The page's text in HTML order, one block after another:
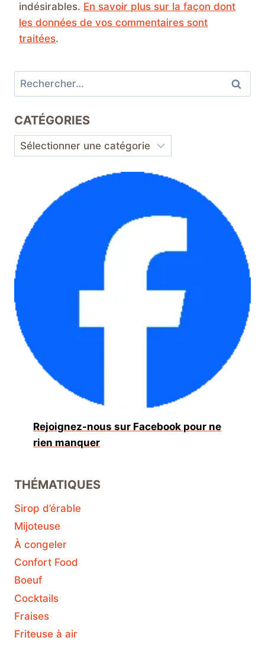
indésirables. En savoir plus sur la façon dont
les données de vos commentaires sont
traitées.
Rechercher :
CATÉGORIES
Catégories
Rejoignez-nous sur Facebook pour ne
rien manquer
THÉMATIQUES
Sirop d’érable
Mijoteuse
À congeler
Confort Food
Boeuf
Cocktails
Fraises
Friteuse à air